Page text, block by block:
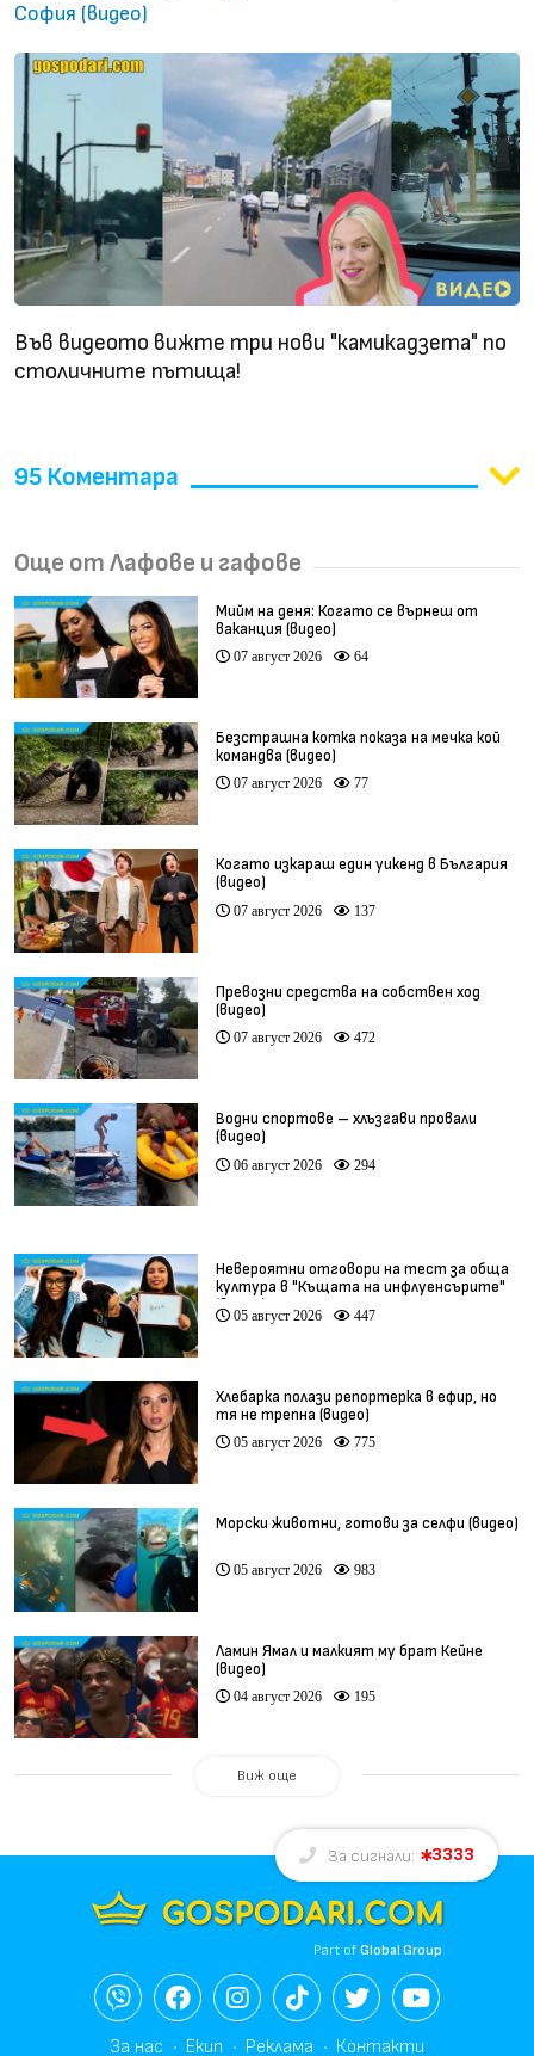
София (видео)
Във видеото вижте три нови "камикадзета" по
столичните пътища!
95 Коментара
Още от Лафове и гафове
Мийм на деня: Когато се върнеш от
ваканция (видео)
07 август 2026 64
Безстрашна котка показа на мечка кой
командва (видео)
07 август 2026 77
Когато изкараш един уикенд в България
(видео)
07 август 2026 137
Превозни средства на собствен ход
(видео)
07 август 2026 472
Водни спортове – хлъзгави провали
(видео)
06 август 2026 294
Невероятни отговори на тест за обща
култура в "Къщата на инфлуенсърите"
(видео)
05 август 2026 447
Хлебарка полази репортерка в ефир, но
тя не трепна (видео)
05 август 2026 775
Морски животни, готови за селфи (видео)
05 август 2026 983
Ламин Ямал и малкият му брат Кейне
(видео)
04 август 2026 195
Виж още
За сигнали: 3333
Part ofGlobal Group
За нас Екип Реклама Контакти